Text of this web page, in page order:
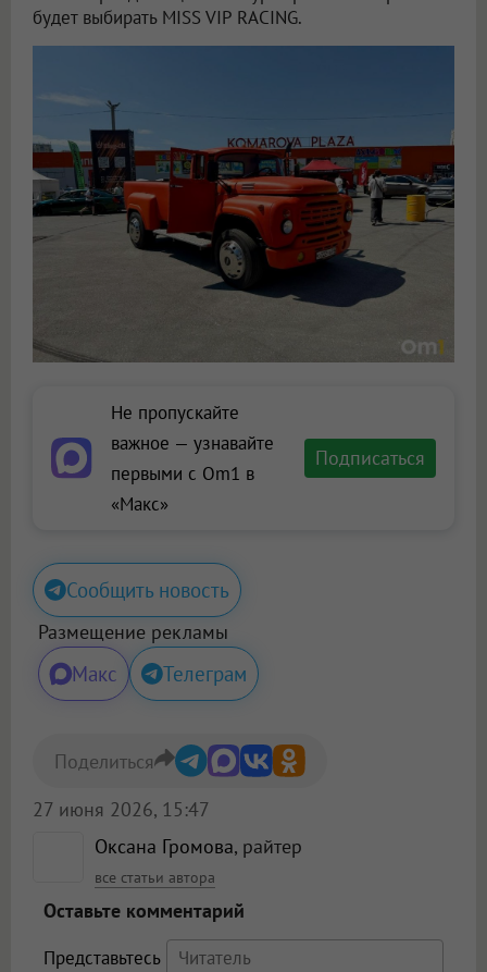
будет выбирать MISS VIP RACING.
Не пропускайте
важное — узнавайте
первыми с Om1 в
«Макс»
Подписаться
Сообщить новость
Размещение рекламы
Макс Телеграм
Оксана Громова, райтер
все статьи автора
27 июня 2026, 15:47
Поделиться
Оставьте комментарий
Представьтесь